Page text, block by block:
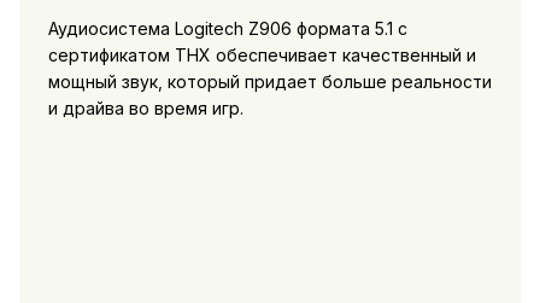
Аудиосистема Logitech Z906 формата 5.1 с
сертификатом THX обеспечивает качественный и
мощный звук, который придает больше реальности
и драйва во время игр.